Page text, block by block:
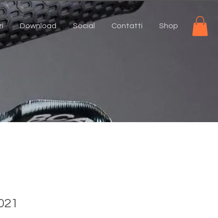
Download Social Contatti Shop